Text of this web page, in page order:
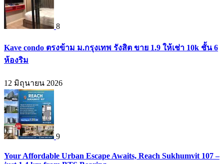
8
Kave condo ตรงข้าม ม.กรุงเทพ รังสิต ขาย 1.9 ให้เช่า 10k ชั้น 6
ห้องริม
12 มิถุนายน 2026
9
Your Affordable Urban Escape Awaits, Reach Sukhumvit 107 –